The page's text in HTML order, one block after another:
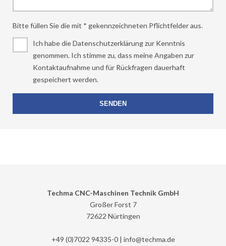
Bitte füllen Sie die mit * gekennzeichneten Pflichtfelder aus.
Ich habe die Datenschutzerklärung zur Kenntnis
genommen. Ich stimme zu, dass meine Angaben zur
Kontaktaufnahme und für Rückfragen dauerhaft
gespeichert werden.
Techma CNC-Maschinen Technik GmbH
Großer Forst 7
72622 Nürtingen
+49 (0)7022 94335-0 | info@techma.de